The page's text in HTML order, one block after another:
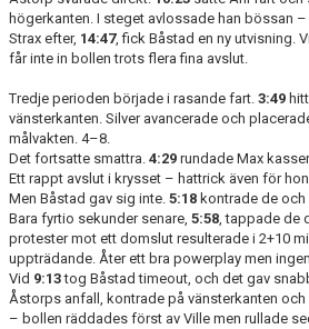
högerkanten. I steget avlossade han bössan
Strax efter, 14:47, fick Båstad en ny utvisning.
får inte in bollen trots flera fina avslut.
Tredje perioden började i rasande fart. 3:49
vänsterkanten. Silver avancerade och
målvakten. 4–8.
Det fortsatte smattra. 4:29 rundade Max
Ett rappt avslut i krysset – hattrick även för
Men Båstad gav sig inte. 5:18 kontrade de
Bara fyrtio sekunder senare, 5:58, tappade de
protester mot ett domslut resulterade i 2+10
uppträdande. Åter ett bra powerplay men
Vid 9:13tog Båstad timeout, och det gav
Åstorps anfall, kontrade på vänsterkanten
– bollen räddades först av Ville men rullade